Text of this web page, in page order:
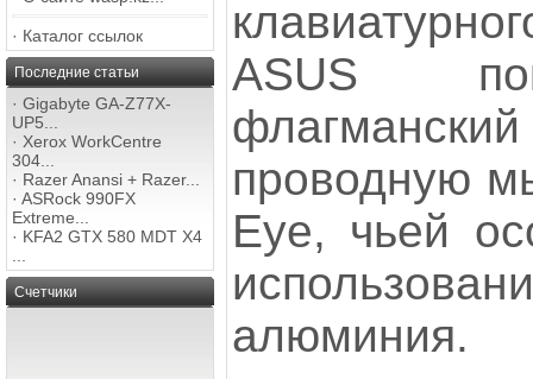
· Каталог ссылок
Последние статьи
· Gigabyte GA-Z77X-
UP5...
· Xerox WorkCentre
304...
· Razer Anansi + Razer...
· ASRock 990FX
Extreme...
· KFA2 GTX 580 MDT X4
Счетчики
ASUS
проводную
Eye, чьей
алюминия.